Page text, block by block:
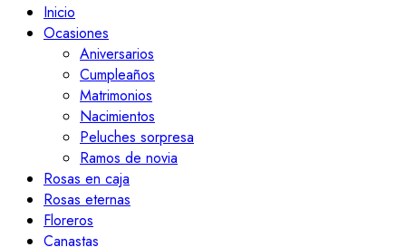
Inicio
Ocasiones
Aniversarios
Cumpleaños
Matrimonios
Nacimientos
Peluches sorpresa
Ramos de novia
Rosas en caja
Rosas eternas
Floreros
Canastas